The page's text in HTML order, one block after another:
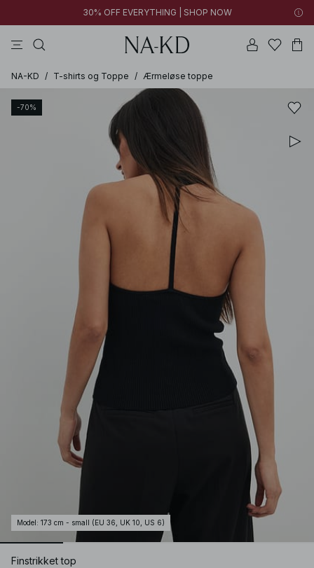
30% OFF EVERYTHING | SHOP NOW
NA-KD / T-shirts og Toppe / Ærmeløse toppe
-70%
Model : 173 cm - small (EU 36, UK 10, US 6)
Finstrikket top